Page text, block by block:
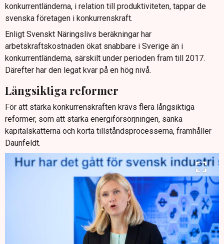
konkurrentländerna, i relation till produktiviteten, tappar de
svenska företagen i konkurrenskraft.
Enligt Svenskt Näringslivs beräkningar har
arbetskraftskostnaden ökat snabbare i Sverige än i
konkurrentländerna, särskilt under perioden fram till 2017.
Därefter har den legat kvar på en hög nivå.
Långsiktiga reformer
För att stärka konkurrenskraften krävs flera långsiktiga
reformer, som att stärka energiförsörjningen, sänka
kapitalskatterna och korta tillståndsprocesserna, framhåller
Daunfeldt.